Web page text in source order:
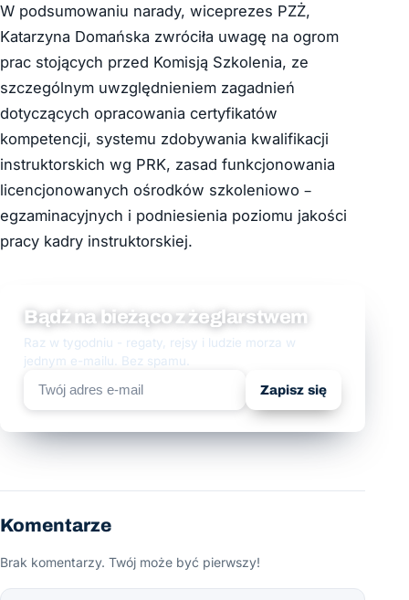
W podsumowaniu narady, wiceprezes PZŻ,
Katarzyna Domańska zwróciła uwagę na ogrom
prac stojących przed Komisją Szkolenia, ze
szczególnym uwzględnieniem zagadnień
dotyczących opracowania certyfikatów
kompetencji, systemu zdobywania kwalifikacji
instruktorskich wg PRK, zasad funkcjonowania
licencjonowanych ośrodków szkoleniowo –
egzaminacyjnych i podniesienia poziomu jakości
pracy kadry instruktorskiej.
Bądź na bieżąco z żeglarstwem
Raz w tygodniu - regaty, rejsy i ludzie morza w
jednym e-mailu. Bez spamu.
Zapisz się
Komentarze
Brak komentarzy. Twój może być pierwszy!